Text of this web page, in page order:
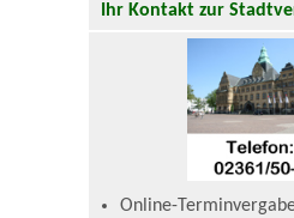
Ihr Kontakt zur
Online-